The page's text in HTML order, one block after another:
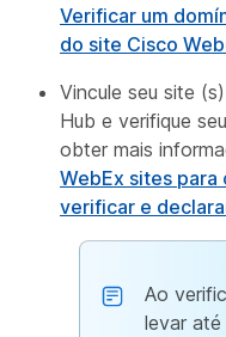
Verificar um
do site Cisco
Vincule seu site
Hub e verifique
obter mais
WebEx sites para
verificar e
Ao
levar